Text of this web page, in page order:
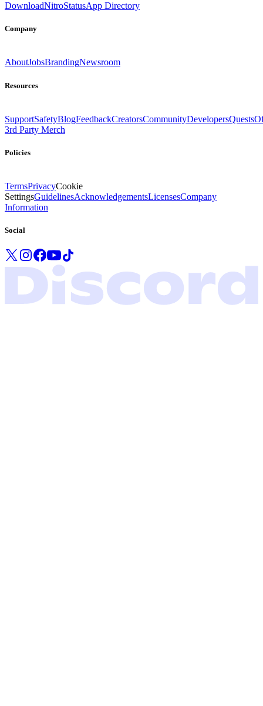
DownloadNitroStatusApp Directory
Company
AboutJobsBrandingNewsroom
Resources
SupportSafetyBlogFeedbackCreatorsCommunityDevelopersQuests
3rd Party Merch
Policies
TermsPrivacyCookie
SettingsGuidelinesAcknowledgementsLicensesCompany
Information
Social